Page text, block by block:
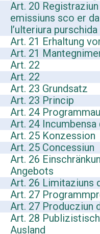
Art. 20
emissiuns sco er
l’ulteriura
Art. 21 Erhaltung
Art. 21
Art. 22
Art. 22
Art. 23 Grundsatz
Art. 23 Princip
Art. 24
Art. 24 Incumbensa
Art. 25 Konzession
Art. 25 Concessiun
Art. 26
Angebots
Art. 26 Limitaziuns
Art. 27
Art. 27 Producziun
Art. 28
Ausland